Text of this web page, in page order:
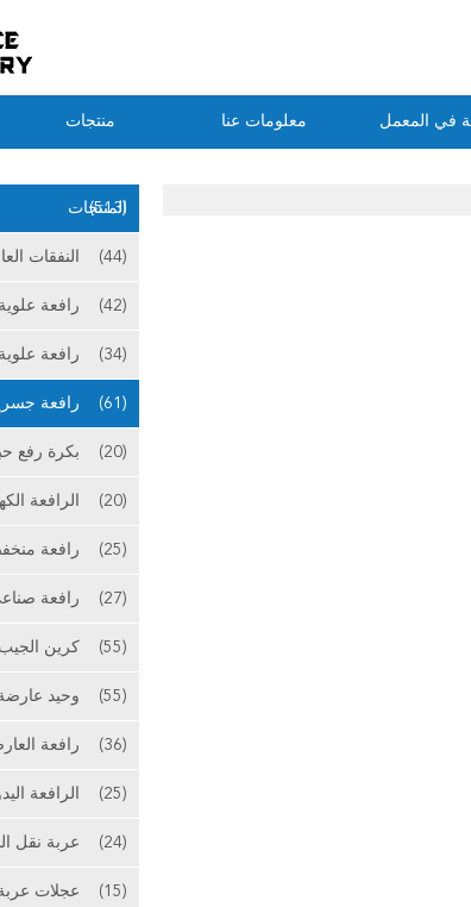
منتجات معلومات عنا في المعمل
المنتجات(513)
النفقات (44)
رافعة (42)
رافعة (34)
رافعة (61)
بكرة رفع (20)
الرافعة (20)
رافعة (25)
رافعة (27)
كرين (55)
وحيد (55)
رافعة (36)
الرافعة (25)
عربة نقل (24)
عجلات (15)